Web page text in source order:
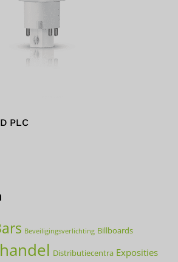
PLC
Beveiligingsverlichting Billboards
Distributiecentra Exposities